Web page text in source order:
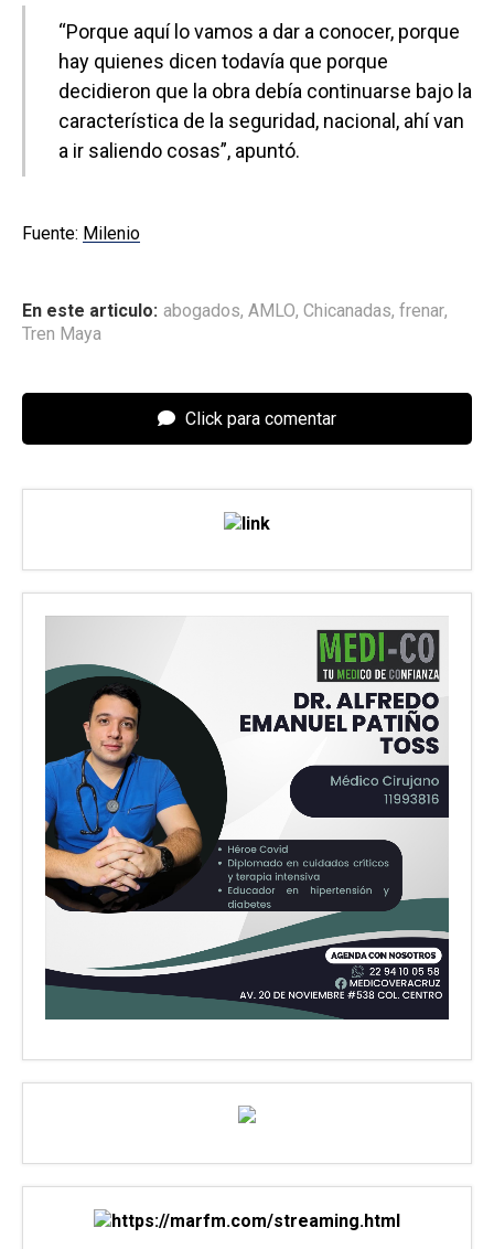
“Porque aquí lo vamos a dar a conocer, porque
hay quienes dicen todavía que porque
decidieron que la obra debía continuarse bajo la
característica de la seguridad, nacional, ahí van
a ir saliendo cosas”, apuntó.
Fuente: Milenio
En este articulo: abogados, AMLO, Chicanadas, frenar,
Tren Maya
Click para comentar